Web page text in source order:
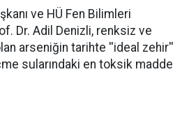
ve HÜ Fen Bilimleri
Dr. Adil Denizli, renksiz ve
arseniğin tarihte ''ideal zehir''
sularındaki en toksik madde